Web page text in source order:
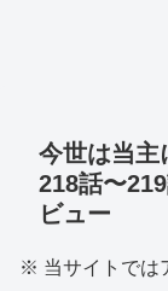
今世は当主
218話〜
ビュー
※ 当サイトでは